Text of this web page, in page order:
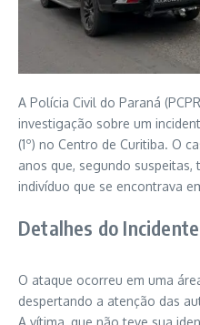
A Polícia Civil do Paraná
investigação sobre um
(1º) no Centro de Curitiba. O
anos que, segundo
indivíduo que se encontrava
Detalhes do Incidente
O ataque ocorreu em uma
despertando a atenção das